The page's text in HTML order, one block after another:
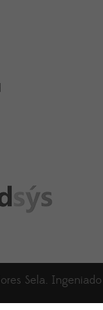
Sela. Ingeniado